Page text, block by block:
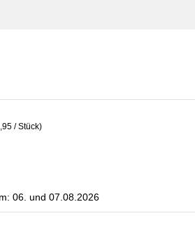
/ Stück)
06. und 07.08.2026